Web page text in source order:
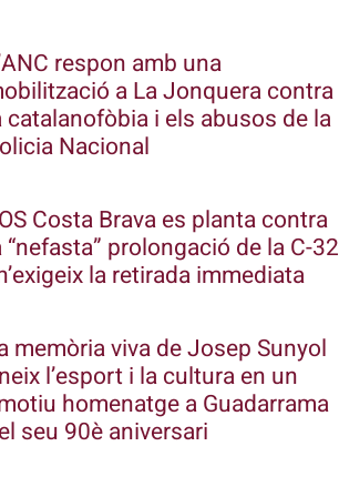
respon amb una
a La Jonquera contra
catalanofòbia i els abusos de la
Nacional
Costa Brava es planta contra
“nefasta” prolongació de la C-32
la retirada immediata
memòria viva de Josep Sunyol
l’esport i la cultura en un
homenatge a Guadarrama
seu 90è aniversari